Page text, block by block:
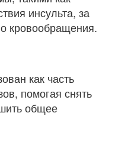
инсульта, за
кровообращения.
как часть
помогая снять
общее